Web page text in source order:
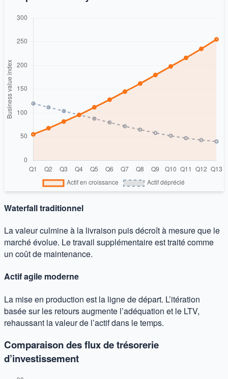
Waterfall traditionnel
La valeur culmine à la livraison puis décroît à mesure que le
marché évolue. Le travail supplémentaire est traité comme
un coût de maintenance.
Actif agile moderne
La mise en production est la ligne de départ. L’itération
basée sur les retours augmente l’adéquation et le LTV,
rehaussant la valeur de l’actif dans le temps.
Comparaison des flux de trésorerie
d’investissement